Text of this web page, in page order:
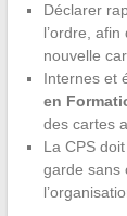
Déclarer
l’ordre,
nouvelle
Internes et
en
des cartes
La CPS
garde sans